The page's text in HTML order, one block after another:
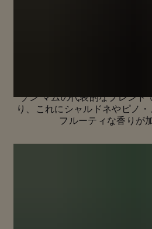
ゾン マムの代表的なブレンド
り、これにシャルドネやピノ
フルーティな香りが